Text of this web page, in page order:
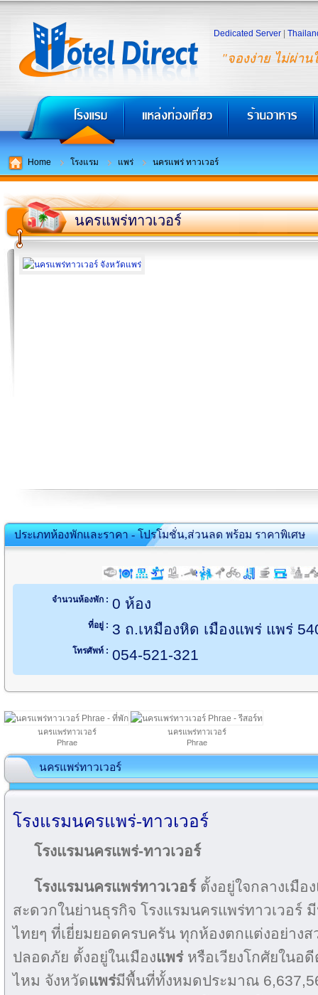
"จองง่าย ไม่ผ่าน
Dedicated Server
Home โรงแรม แพร่ นครแพร่ ทาวเวอร์
นครแพร่ทาวเวอร์
ประเภทห้องพักและราคา - โปรโมชั่น,ส่วนลด พร้อม ราคาพิเศษ
จำนวนห้องพัก : 0 ห้อง
ที่อยู่ : 3 ถ.เหมืองหิด เมืองแพร่ แพร่
โทรศัพท์ : 054-521-321
นครแพร่ทาวเวอร์
Phrae
นครแพร่ทาวเวอร์
Phrae
นครแพร่ทาวเวอร์
โรงแรมนครแพร่-ทาวเวอร์
โรงแรมนครแพร่-ทาวเวอร์
โรงแรมนครแพร่ทาวเวอร์ ตั้งอยู่ใจกลางเมือง
สะดวกในย่านธุรกิจ โรงแรมนครแพร่ทาวเวอร์
ไทยๆ ที่เยี่ยมยอดครบครัน ทุกห้องตกแต่งอย่าง
ปลอดภัย ตั้งอยู่ในเมืองแพร่ หรือเวียงโกศัยในอ
ไหม จังหวัดแพร่มีพื้นที่ทั้งหมดประมาณ